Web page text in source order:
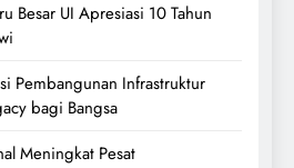
Besar UI Apresiasi 10 Tahun
Pembangunan Infrastruktur
bagi Bangsa
Meningkat Pesat